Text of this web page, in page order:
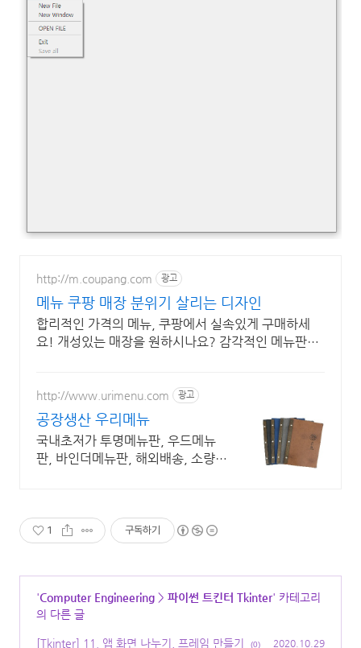
http://m.coupang.com 광고
메뉴 쿠팡 매장 분위기 살리는 디자인
합리적인 가격의 메뉴, 쿠팡에서 실속있게 구매하세
요! 개성있는 매장을 원하시나요? 감각적인 메뉴판으
http://www.urimenu.com 광고
공장생산 우리메뉴
국내초저가 투명메뉴판, 우드메뉴
판, 바인더메뉴판, 해외배송, 소량구
1 구독하기
'Computer Engineering > 파이썬 트킨터 Tkinter' 카테고리
의 다른 글
[Tkinter] 11. 앱 화면 나누기, 프레임 만들기 (0) 2020.10.29